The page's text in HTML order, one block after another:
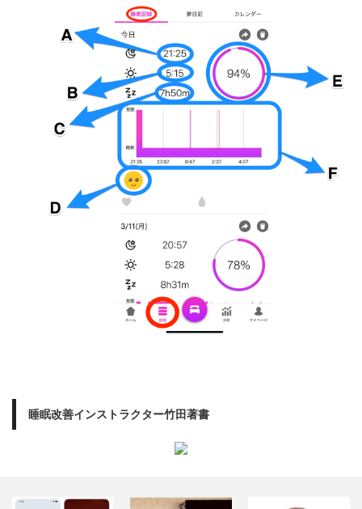
睡眠改善インストラクター竹田著書